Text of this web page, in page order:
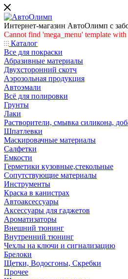
Интернет-магазин АвтоОлимп с
Cannot find 'mega_menu' template with
Каталог
Все для покраски
Абразивные материалы
Двухсторонний скотч
Аэрозольная продукция
Автоэмали
Всё для полировки
Грунты
Лаки
Растворители, смывка силикона,
Шпатлевки
Маскировачные материалы
Салфетки
Емкости
Герметики кузовные,стекольные
Сопутствующие материалы
Инструменты
Краска в канистрах
Автоаксессуары
Аксессуары для гаджетов
Ароматизаторы
Внешний тюнинг
Внутренний тюнинг
Чехлы на ключи и сигнализацию
Брелоки
Щетки, Водосгоны, Скребки
Прочее